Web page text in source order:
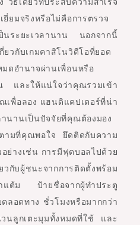
ยมจริงหรือไม่คือการตรวจ
นระยะเวลานาน นอกจากนี้
วกับเกมคาสิโนวิดีโอที่ยอด
ดอำนาจผ่านเพื่อนหรือ
และให้แน่ใจว่าคุณรวมเข้า
เพื่อลอง แฮนดิแคปเตอร์ที่น่า
นานเป็นปัจจัยที่คุณต้องมอง
ามที่คุณพอใจ ยึดติดกับความ
ย่างเช่น การมีฟุตบอลไปด้วย
วกับผู้ชนะจากการติดตั้งพร้อม
ำแต้ม ป้ายชื่อจากผู้ทำประตู
ลอดทาง ชั่วโมงหรือมากกว่า
นลูกเตะมุมทั้งหมดที่ใช้ และ